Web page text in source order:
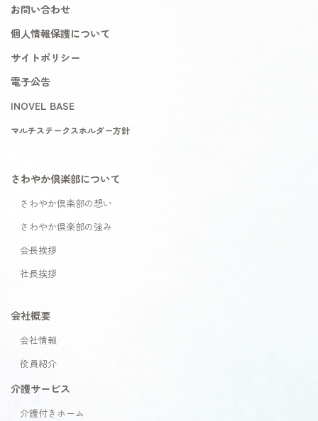
お問い合わせ
個人情報保護について
サイトポリシー
電子公告
INOVEL BASE
マルチステークスホルダー方針
さわやか倶楽部について
さわやか倶楽部の想い
さわやか倶楽部の強み
会長挨拶
社長挨拶
会社概要
会社情報
役員紹介
介護サービス
介護付きホーム